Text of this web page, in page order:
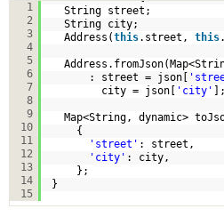
1
2
3
4
5
6
7
8
9
10
11
12
13
14
15
String street;
String city;
Address(this.street, this
: street = json[
city = json[ 'city' ];
Map<String, dynamic>
{
'street' : street,
'city' : city,
};
}